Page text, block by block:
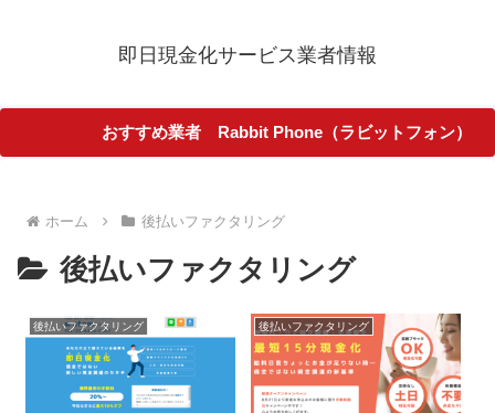
即日現金化サービス業者情報
おすすめ業者 Rabbit Phone（ラビットフォン）
ホーム 後払いファクタリング
後払いファクタリング
後払いファクタリング 後払いファクタリング